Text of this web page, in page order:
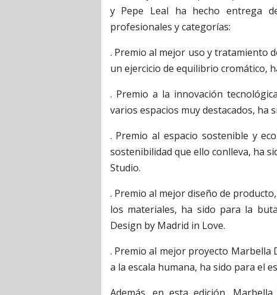
y Pepe Leal ha hecho entrega
profesionales y categorías:
. Premio al mejor uso y tratamiento
un ejercicio de equilibrio cromático,
. Premio a la innovación
varios espacios muy destacados, ha
. Premio al espacio sostenible y
sostenibilidad que ello conlleva, ha
Studio.
. Premio al mejor diseño de
los materiales, ha sido para la
Design by Madrid in Love.
. Premio al mejor proyecto Marbella
a la escala humana, ha sido para el